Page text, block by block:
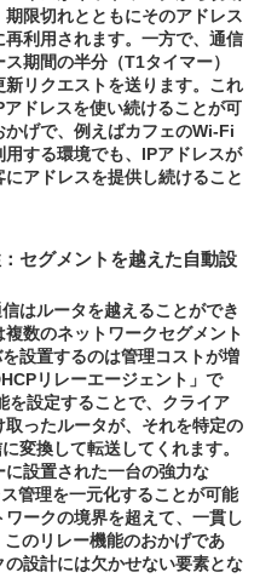
限切れとともにそのアドレス
利用されます。一方で、通信
期間の半分（T1タイマー）
リクエストを送ります。これ
ドレスを使い続けることが可
げで、例えばカフェのWi-Fi
する環境でも、IPアドレスが
アドレスを提供し続けること
セグメントを越えた自動設
はルータを越えることができ
数のネットワークセグメント
設置するのは管理コストが増
リレーエージェント」で
を設定することで、クライア
ったルータが、それを特定の
変換して転送してくれます。
設置された一台の強力な
管理を一元化することが可能
ークの境界を超えて、一貫し
のリレー機能のおかげであ
設計には欠かせない要素とな